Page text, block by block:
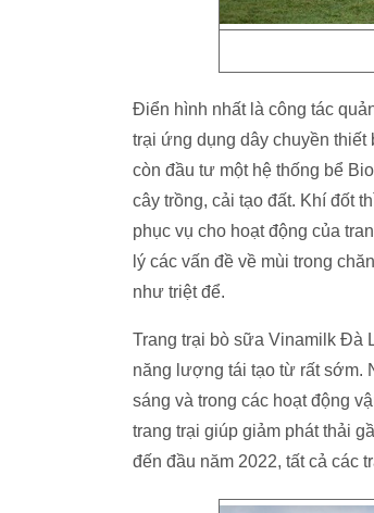
Điển hình nhất là công tác
trại ứng dụng dây chuyền
còn đầu tư một hệ thống bể
cây trồng, cải tạo đất. Khí đốt
phục vụ cho hoạt động của
lý các vấn đề về mùi trong
như triệt để.
Trang trại bò sữa Vinamilk Đà
năng lượng tái tạo từ rất sớm.
sáng và trong các hoạt động
trang trại giúp giảm phát thải
đến đầu năm 2022, tất cả các